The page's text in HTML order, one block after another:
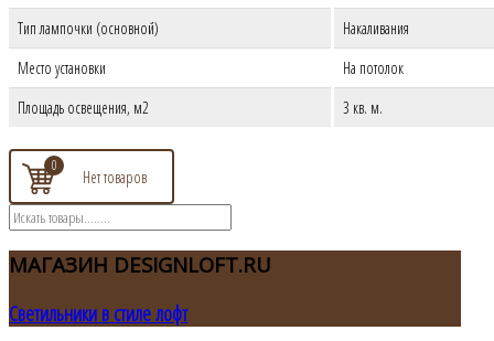
Тип лампочки (основной)
Накаливания
Место установки
На потолок
Площадь освещения, м2
3 кв. м.
0
МАГАЗИН DESIGNLOFT.RU
Светильники в стиле лофт